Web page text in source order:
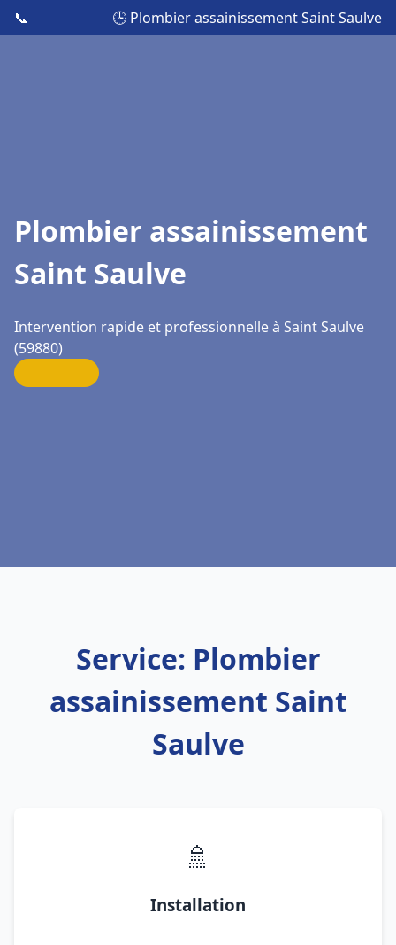
📞 🕒 Plombier assainissement Saint Saulve
Plombier assainissement
Saint Saulve
Intervention rapide et professionnelle à Saint Saulve
(59880)
Service: Plombier
assainissement Saint
Saulve
🚿
Installation